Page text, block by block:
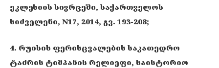
ეკლესიის სივრცეში, საქართველოს
სიძველენი, N17, 2014, გვ. 193-208;
4. რუისის ფერისცვალების საკათედრო
ტაძრის ტიმპანის რელიეფი, საისტორიო